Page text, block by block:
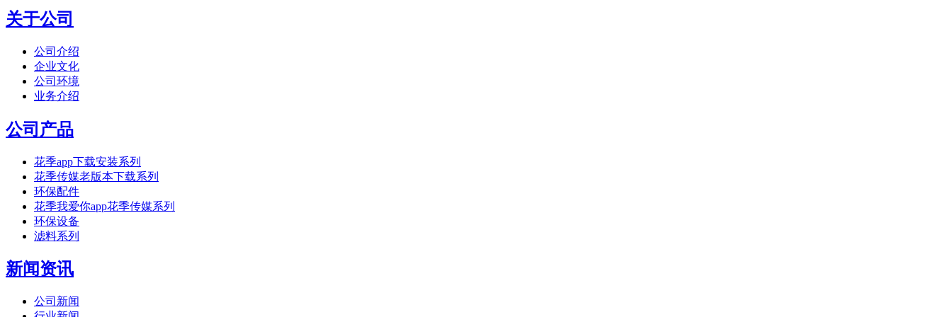
关于公司
公司介绍
企业文化
公司环境
业务介绍
公司产品
花季app下载安装系列
花季传媒老版本下载系列
环保配件
花季我爱你app花季传媒系列
环保设备
滤料系列
新闻资讯
公司新闻